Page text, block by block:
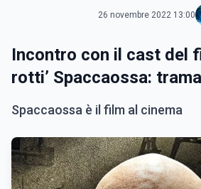
26 novembre 2022 13:00
Incontro con il cast del
rotti’ Spaccaossa:
Spaccaossa è il film al cinema